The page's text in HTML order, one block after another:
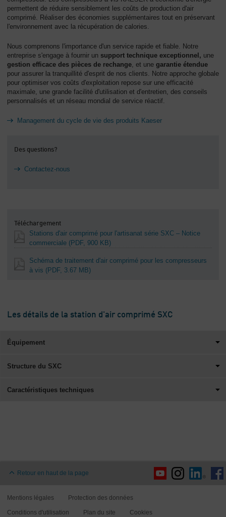
permettent de réduire sensiblement les coûts de production d'air
comprimé. Réaliser des économies supplémentaires tout en préservant
l'environnement avec la récupération de calories.
Nous comprenons l'importance d'un service rapide et fiable. Notre
entreprise s'engage à fournir un support technique exceptionnel, une
gestion efficace des pièces de rechange, et une garantie étendue
pour assurer la tranquillité d'esprit de nos clients. Notre approche globale
pour optimiser vos coûts d'exploitation repose sur une efficacité
maximale, une grande facilité d'utilisation et d'entretien, des conseils
personnalisés et un réseau mondial de service réactif.
Management du cycle de vie des produits Kaeser
Des questions?
Contactez-nous
Téléchargement
Stations d'air comprimé pour l'artisanat série SXC – Notice
commerciale (PDF, 900 KB)
Schéma de traitement d'air comprimé pour les compresseurs
à vis (PDF, 3.67 MB)
Les détails de la station d'air comprimé SXC
Équipement
Structure du SXC
Caractéristiques techniques
Retour en haut de la page
Mentions légales Protection des données
Conditions d'utilisation Plan du site Cookies